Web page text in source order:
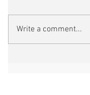
Write a comment...